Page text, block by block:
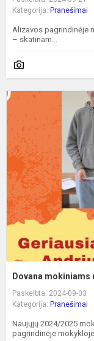
Kategorija: Pranešimai
Alizavos pagrindinėje
– skatinam...
Dovana
Paskelbta: 2024-09-03
Kategorija: Pranešimai
Naujųjų 2024/2025
pagrindinėje